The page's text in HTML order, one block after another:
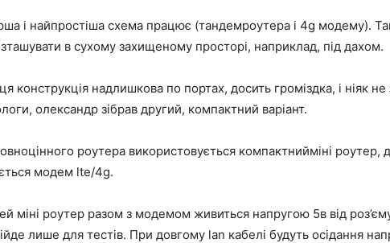
і найпростіша схема працює (тандемроутера і 4g модему).
в сухому захищеному просторі, наприклад, під дахом.
конструкція надлишкова по портах, досить громіздка, і ніяк
олександр зібрав другий, компактний варіант.
роутера використовується компактнийміні роутер,
модем lte/4g.
міні роутер разом з модемом живиться напругою 5в від
лише для тестів. При довгому lan кабелі будуть осідання